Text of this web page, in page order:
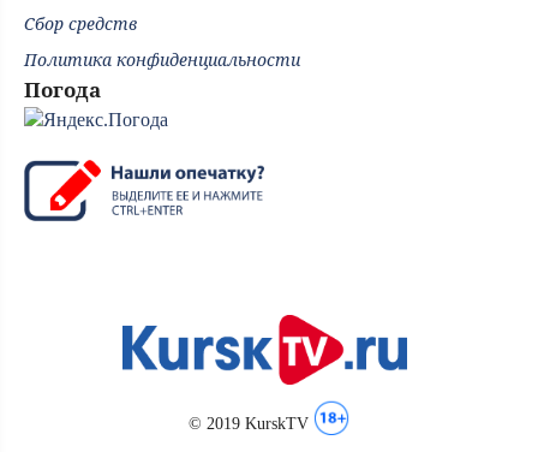
Сбор средств
Политика конфиденциальности
Погода
© 2019 KurskTV